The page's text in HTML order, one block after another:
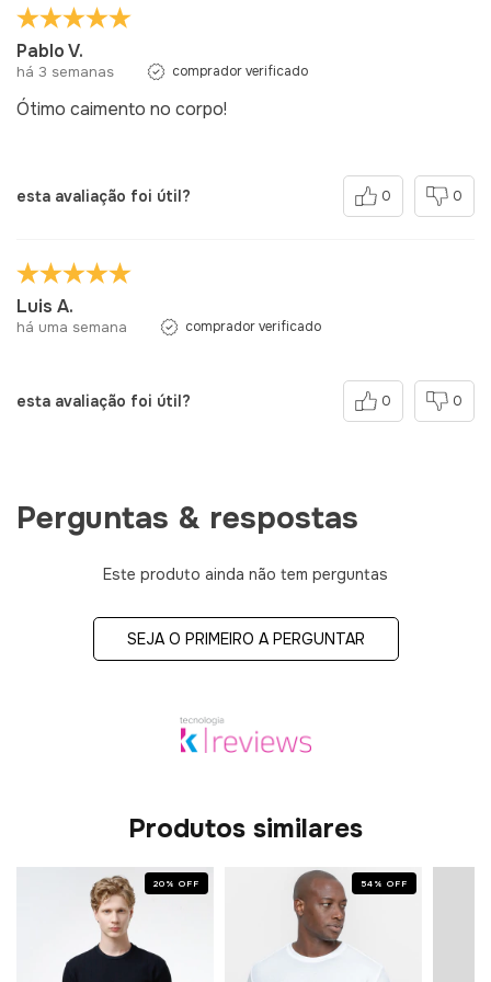
Pablo V.
há 3 semanas comprador verificado
Ótimo caimento no corpo!
esta avaliação foi útil? 0 0
Luis A.
há uma semana comprador verificado
esta avaliação foi útil? 0 0
Perguntas & respostas
Este produto ainda não tem perguntas
SEJA O PRIMEIRO A PERGUNTAR
Produtos similares
20 %OFF 54 %OFF